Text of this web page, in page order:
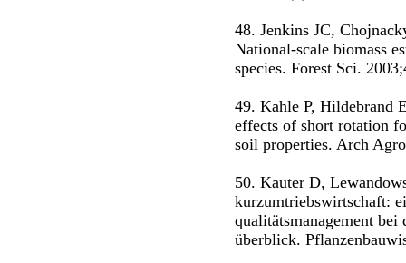
48. Jenkins JC,
National-scale biomass
species. Forest Sci.
49. Kahle P, Hildebrand
effects of short rotation
soil properties. Arch
50. Kauter D,
kurzumtriebswirtschaft:
qualitätsmanagement
überblick.